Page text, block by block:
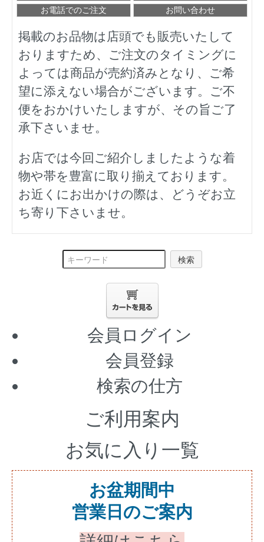
お電話でのご注文
お問い合わせ
掲載のお品物は店頭でも販売いたして
おりますため、ご注文のタイミングに
よっては商品が売約済みとなり、ご希
望に添えない場合がございます。ご不
便をおかけいたしますが、その旨ご了
承下さいませ。
お店では今回ご紹介しましたような着
物や帯を豊富に取り揃えております。
お近くにお出かけの際は、どうぞお立
ち寄り下さいませ。
検索
会員ログイン
会員登録
検索の仕方
ご利用案内
お気に入り一覧
お盆期間中
営業日のご案内